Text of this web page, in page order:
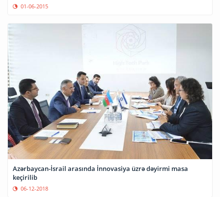
01-06-2015
Azərbaycan-İsrail arasında İnnovasiya üzrə dəyirmi masa
keçirilib
06-12-2018